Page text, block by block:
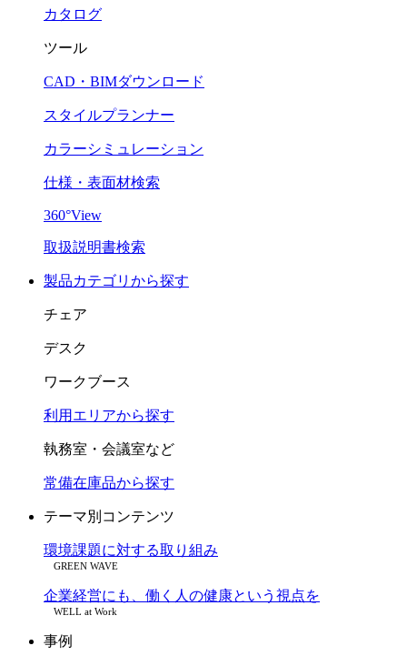
カタログ
ツール
CAD・BIMダウンロード
スタイルプランナー
カラーシミュレーション
仕様・表面材検索
360°View
取扱説明書検索
製品カテゴリから探す
チェア
デスク
ワークブース
利用エリアから探す
執務室・会議室など
常備在庫品から探す
テーマ別コンテンツ
環境課題に対する取り組み
GREEN WAVE
企業経営にも、働く人の健康という視点を
WELL at Work
事例